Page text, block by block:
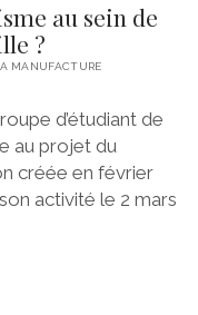
au sein de
?
MANUFACTURE
d’étudiant de
au projet du
créée en février
activité le 2 mars